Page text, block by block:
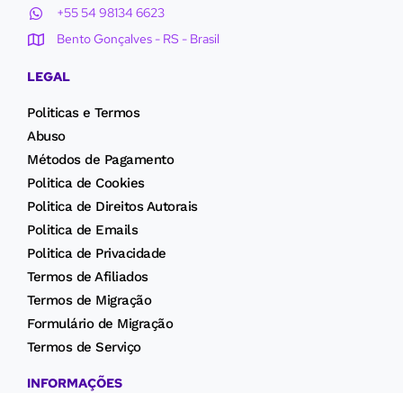
+55 54 98134 6623
Bento Gonçalves - RS - Brasil
LEGAL
Politicas e Termos
Abuso
Métodos de Pagamento
Politica de Cookies
Politica de Direitos Autorais
Politica de Emails
Politica de Privacidade
Termos de Afiliados
Termos de Migração
Formulário de Migração
Termos de Serviço
INFORMAÇÕES